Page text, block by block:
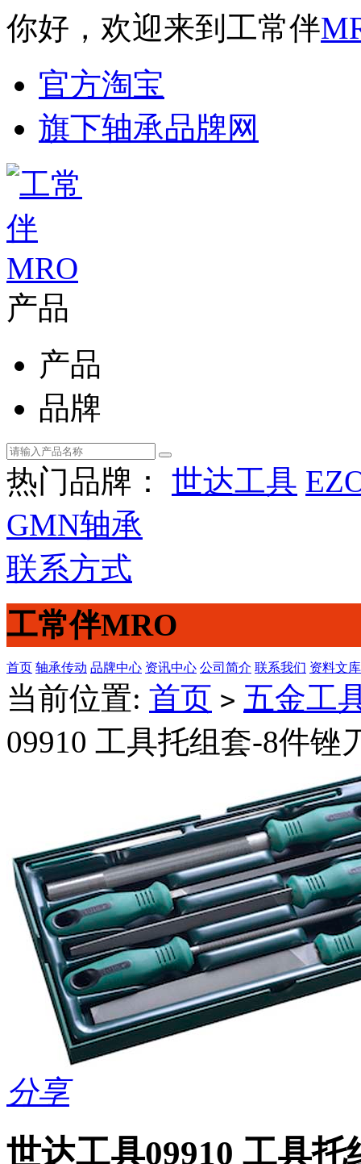
你好，欢迎来到工常伴
官方淘宝
旗下轴承品牌网
产品
产品
品牌
热门品牌： 世达工具
GMN轴承
联系方式
工常伴MRO
首页 轴承传动 品牌中心 资讯中心 公司简介 联系我们 资料文库
当前位置: 首页 > 五金工
09910 工具托组套-8件锉
分享
世达工具09910 工具托